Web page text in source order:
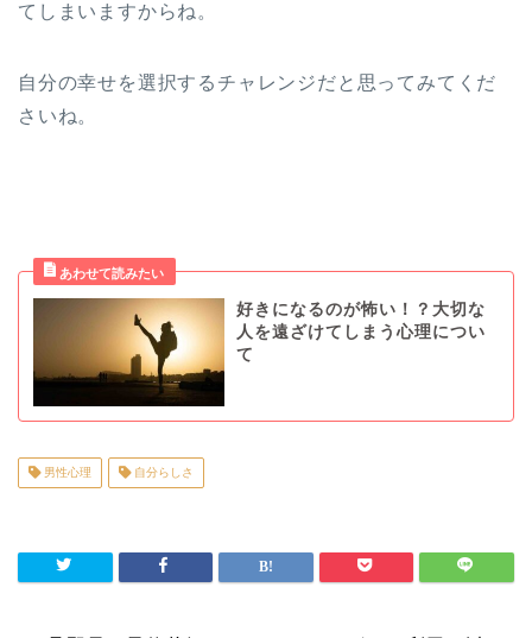
てしまいますからね。
自分の幸せを選択するチャレンジだと思ってみてくだ
さいね。
好きになるのが怖い！？大切な
人を遠ざけてしまう心理につい
て
男性心理 自分らしさ